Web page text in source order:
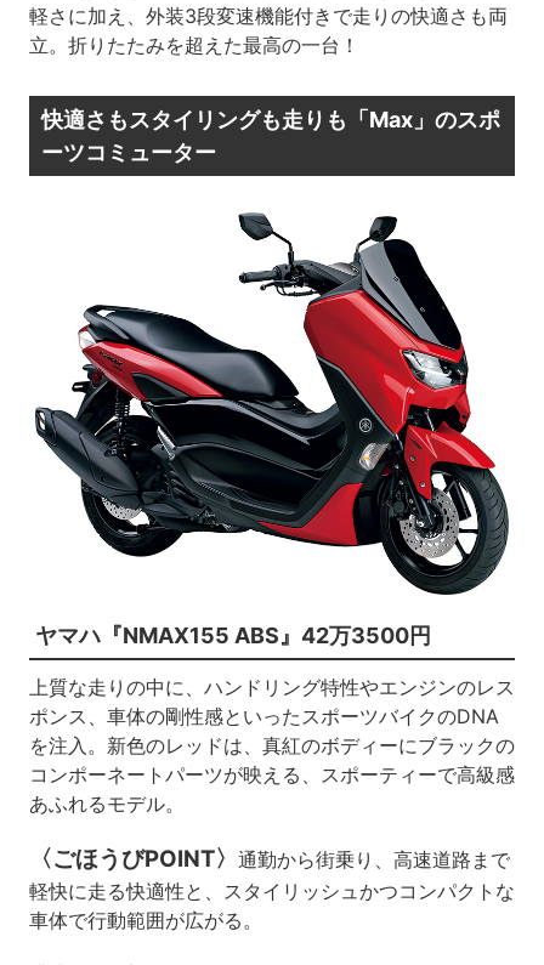
軽さに加え、外装3段変速機能付きで走りの快適さも両
立。折りたたみを超えた最高の一台！
快適さもスタイリングも走りも「Max」のスポ
ーツコミューター
ヤマハ『NMAX155 ABS』42万3500円
上質な走りの中に、ハンドリング特性やエンジンのレス
ポンス、車体の剛性感といったスポーツバイクのDNA
を注入。新色のレッドは、真紅のボディーにブラックの
コンポーネートパーツが映える、スポーティーで高級感
あふれるモデル。
〈ごほうびPOINT〉 通勤から街乗り、高速道路まで
軽快に走る快適性と、スタイリッシュかつコンパクトな
車体で行動範囲が広がる。